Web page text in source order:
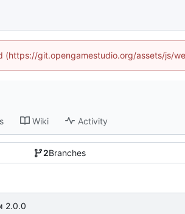
git.opengamestudio.org/assets/js/
Wiki Activity
2Branches
2.0.0